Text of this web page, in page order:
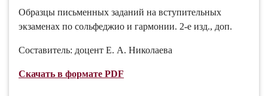
Образцы письменных заданий на вступительных
экзаменах по сольфеджио и гармонии. 2-е изд., доп.
Составитель: доцент Е. А. Николаева
Скачать в формате PDF